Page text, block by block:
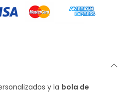
y la bola de